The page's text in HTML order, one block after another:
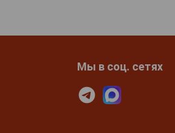
Мы в соц. сетях